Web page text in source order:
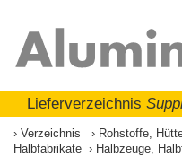
Lieferverzeichnis
Verzeichnis
Rohstoffe,
Halbfabrikate
Halbzeuge,